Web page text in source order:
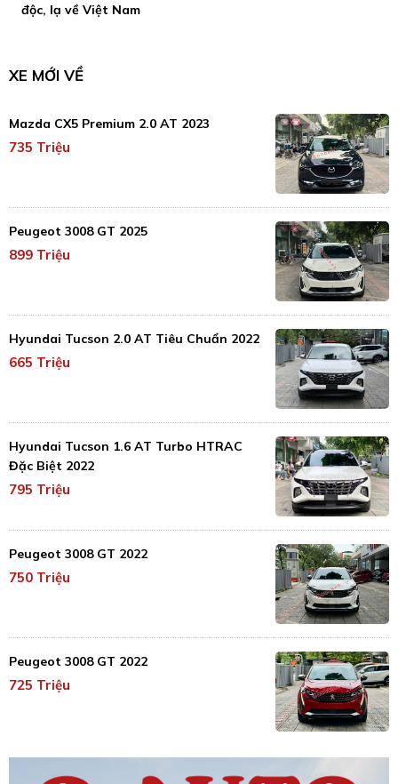
độc, lạ về Việt Nam
XE MỚI VỀ
Mazda CX5 Premium 2.0 AT 2023
735 Triệu
Peugeot 3008 GT 2025
899 Triệu
Hyundai Tucson 2.0 AT Tiêu Chuẩn 2022
665 Triệu
Hyundai Tucson 1.6 AT Turbo HTRAC
Đặc Biệt 2022
795 Triệu
Peugeot 3008 GT 2022
750 Triệu
Peugeot 3008 GT 2022
725 Triệu